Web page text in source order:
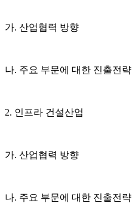
가. 산업협력 방향
나. 주요 부문에 대한 진출전략
2. 인프라 건설산업
가. 산업협력 방향
나. 주요 부문에 대한 진출전략